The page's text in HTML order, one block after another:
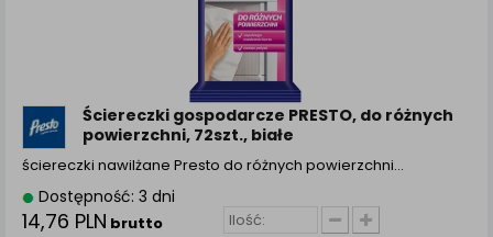
Ściereczki gospodarcze PRESTO, do różnych
powierzchni, 72szt., białe
ściereczki nawilżane Presto do różnych powierzchni…
Dostępność: 3 dni
14,76 PLN brutto